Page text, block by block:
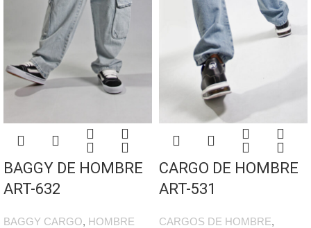
BAGGY DE HOMBRE
ART-632
BAGGY CARGO, HOMBRE
CARGO DE HOMBRE
ART-531
CARGOS DE HOMBRE,